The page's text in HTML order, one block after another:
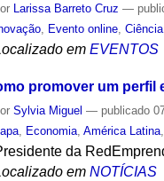
Larissa Barreto Cruz —
Evento online ,Ciência
em EVENTOS
promover um perfil
Sylvia Miguel — publicado
, Economia,América Latina
da
em NOTÍCIAS